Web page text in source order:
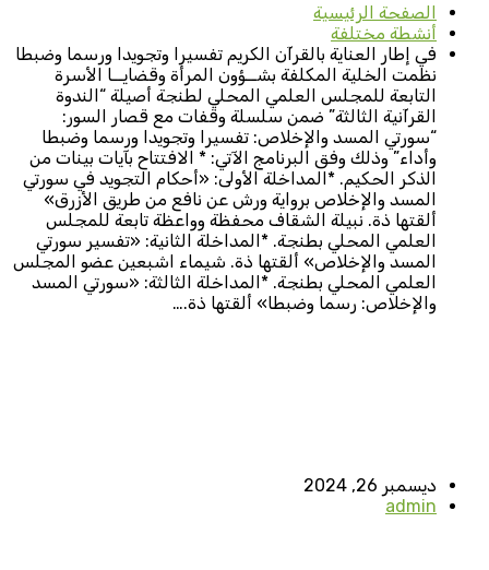
الصفحة الرئيسية
أنشطة مختلفة
في إطار العناية بالقرآن الكريم تفسيرا وتجويدا ورسما وضبطا
نظمت الخلية المكلفة بشــؤون المرأة وقضايــا الأسرة
التابعة للمجلس العلمي المحلي لطنجة أصيلة “الندوة
القرآنية الثالثة” ضمن سلسلة وقفات مع قصار السور:
“سورتي المسد والإخلاص: تفسيرا وتجويدا ورسما وضبطا
وأداء” وذلك وفق البرنامج الآتي: * الافتتاح بآيات بينات من
الذكر الحكيم. *المداخلة الأولى: «أحكام التجويد في سورتي
المسد والإخلاص برواية ورش عن نافع من طريق الأزرق»
ألقتها ذة. نبيلة الشقاف محفظة وواعظة تابعة للمجلس
العلمي المحلي بطنجة. *المداخلة الثانية: «تفسير سورتي
المسد والإخلاص» ألقتها ذة. شيماء اشبعين عضو المجلس
العلمي المحلي بطنجة. *المداخلة الثالثة: «سورتي المسد
والإخلاص: رسما وضبطا» ألقتها ذة.…
ديسمبر 26, 2024
admin